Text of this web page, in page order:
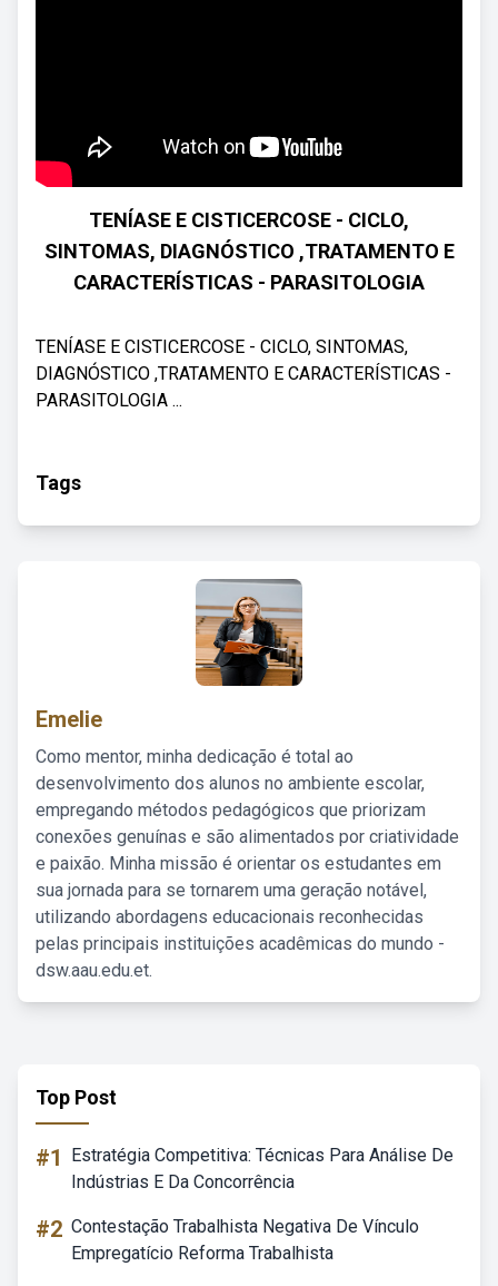
TENÍASE E CISTICERCOSE - CICLO,
SINTOMAS, DIAGNÓSTICO ,TRATAMENTO E
CARACTERÍSTICAS - PARASITOLOGIA
TENÍASE E CISTICERCOSE - CICLO, SINTOMAS,
DIAGNÓSTICO ,TRATAMENTO E CARACTERÍSTICAS -
PARASITOLOGIA ...
Tags
Emelie
Como mentor, minha dedicação é total ao
desenvolvimento dos alunos no ambiente escolar,
empregando métodos pedagógicos que priorizam
conexões genuínas e são alimentados por criatividade
e paixão. Minha missão é orientar os estudantes em
sua jornada para se tornarem uma geração notável,
utilizando abordagens educacionais reconhecidas
pelas principais instituições acadêmicas do mundo -
dsw.aau.edu.et.
Top Post
#1
Estratégia Competitiva: Técnicas Para Análise De
Indústrias E Da Concorrência
#2 Contestação Trabalhista Negativa De Vínculo
Empregatício Reforma Trabalhista